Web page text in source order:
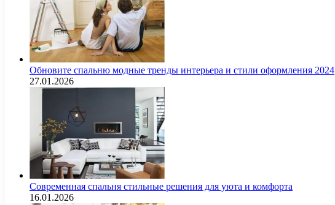
Обновите спальню модные тренды интерьера и стили оформления 2024
27.01.2026
Современная спальня стильные решения для уюта и комфорта
16.01.2026